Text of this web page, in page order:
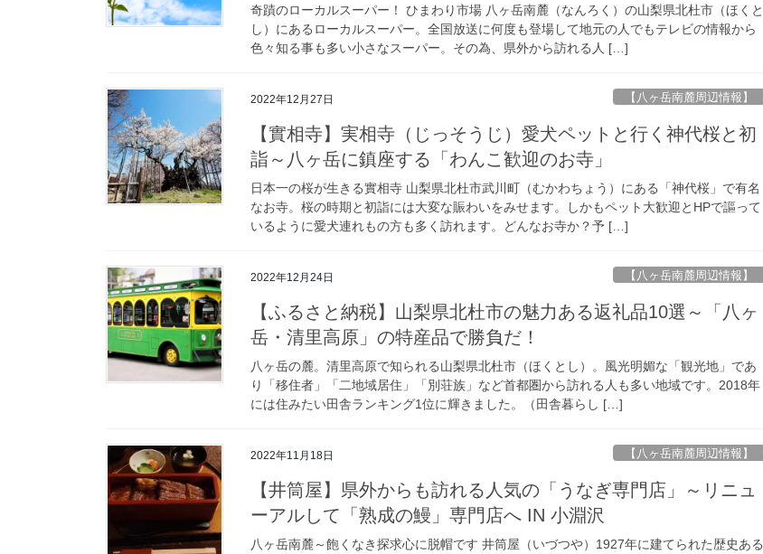
奇蹟のローカルスーパー！ ひまわり市場 八ヶ岳南麓（なんろく）の山梨県北杜市（ほくと
し）にあるローカルスーパー。全国放送に何度も登場して地元の人でもテレビの情報から
色々知る事も多い小さなスーパー。その為、県外から訪れる人 […]
2022年12月27日 【八ヶ岳南麓周辺情報】
【實相寺】実相寺（じっそうじ）愛犬ペットと行く神代桜と初
詣～八ヶ岳に鎮座する「わんこ歓迎のお寺」
日本一の桜が生きる實相寺 山梨県北杜市武川町（むかわちょう）にある「神代桜」で有名
なお寺。桜の時期と初詣には大変な賑わいをみせます。しかもペット大歓迎とHPで謳って
いるように愛犬連れもの方も多く訪れます。どんなお寺か？予 […]
2022年12月24日 【八ヶ岳南麓周辺情報】
【ふるさと納税】山梨県北杜市の魅力ある返礼品10選～「八ヶ
岳・清里高原」の特産品で勝負だ！
八ヶ岳の麓。清里高原で知られる山梨県北杜市（ほくとし）。風光明媚な「観光地」であ
り「移住者」「二地域居住」「別荘族」など首都圏から訪れる人も多い地域です。2018年
には住みたい田舎ランキング1位に輝きました。（田舎暮らし […]
2022年11月18日 【八ヶ岳南麓周辺情報】
【井筒屋】県外からも訪れる人気の「うなぎ専門店」～リニュ
ーアルして「熟成の鰻」専門店へ IN 小淵沢
八ヶ岳南麓～飽くなき探求心に脱帽です 井筒屋（いづつや）1927年に建てられた歴史ある